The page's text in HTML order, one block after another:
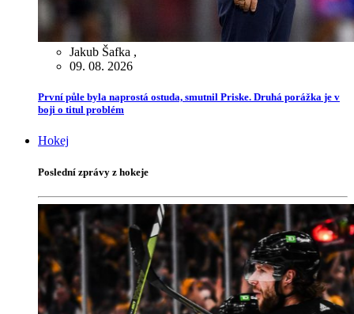
Jakub Šafka ,
09. 08. 2026
První půle byla naprostá ostuda, smutnil Priske. Druhá porážka je v
boji o titul problém
Hokej
Poslední zprávy z hokeje